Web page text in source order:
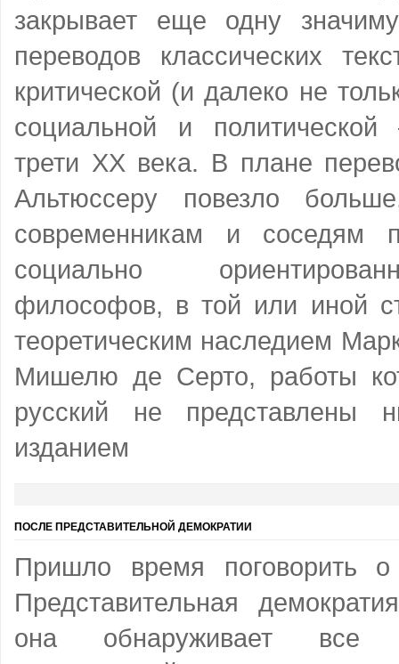
закрывает еще одну
переводов классических
критической (и далеко не
социальной и
трети XX века. В плане
Альтюссеру повезло
современникам и соседям
социально
философов, в той или иной
теоретическим наследием
Мишелю де Серто, работы
русский не представлены
изданием
ПОСЛЕ ПРЕДСТАВИТЕЛЬНОЙ ДЕМОКРАТИИ
Пришло время поговорить
Представительная
она обнаруживает все